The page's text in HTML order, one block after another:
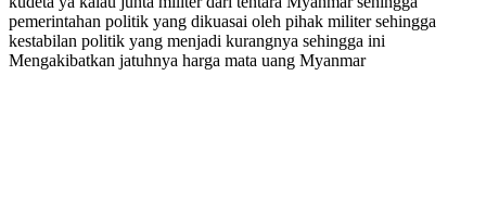
pemerintahan politik yang dikuasai oleh pihak militer sehingga
kestabilan politik yang menjadi kurangnya sehingga ini
Mengakibatkan jatuhnya harga mata uang Myanmar